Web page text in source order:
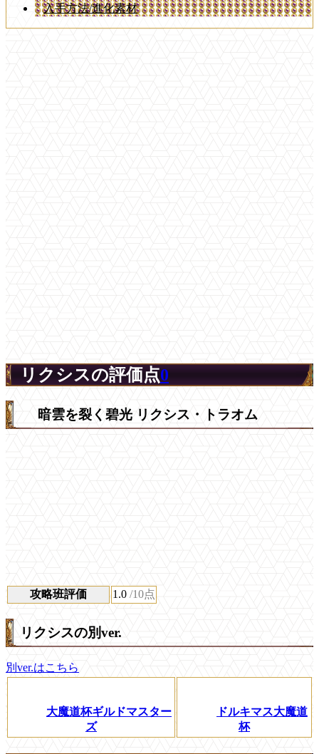
入手方法/進化素材
リクシスの評価点0
暗雲を裂く碧光 リクシス・トラオム
攻略班評価 1.0 /10点
リクシスの別ver.
別ver.はこちら
大魔道杯ギルドマスター
ズ
ドルキマス大魔道
杯